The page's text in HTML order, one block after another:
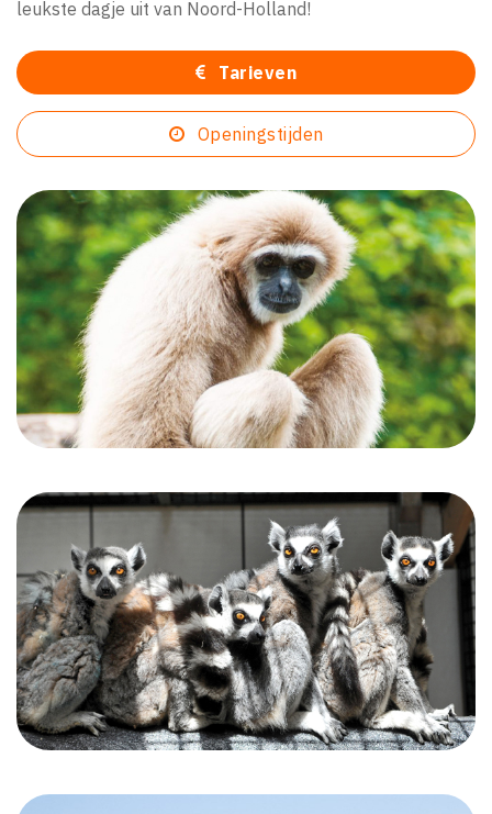
leukste dagje uit van Noord-Holland!
Tarieven
Openingstijden